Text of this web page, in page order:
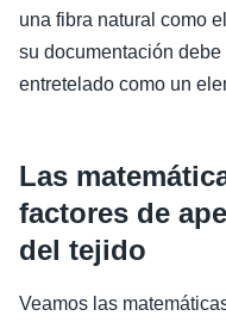
una fibra natural como
su documentación
entretelado como un
Las
factores de
del tejido
Veamos las